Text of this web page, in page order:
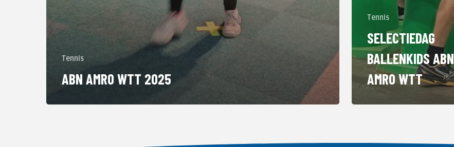
Tennis
ABN AMRO WTT 2025
Tennis
SELECTIEDAG
BALLENKIDS ABN
AMRO WTT